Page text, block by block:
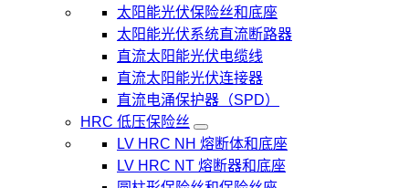
太阳能光伏保险丝和底座
太阳能光伏系统直流断路器
直流太阳能光伏电缆线
直流太阳能光伏连接器
直流电涌保护器（SPD）
HRC 低压保险丝
LV HRC NH 熔断体和底座
LV HRC NT 熔断器和底座